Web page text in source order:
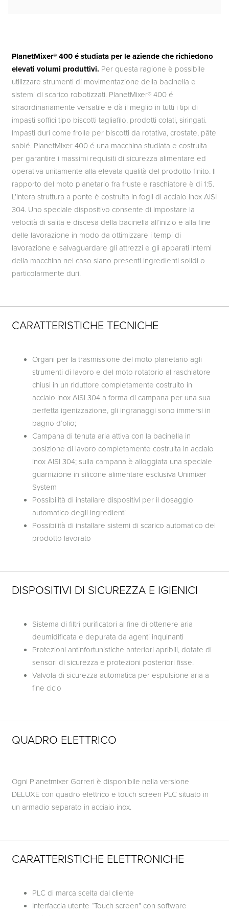
PlanetMixer® 400 é studiata per le aziende che richiedono
elevati volumi produttivi. Per questa ragione è possibile
utilizzare strumenti di movimentazione della bacinella e
sistemi di scarico robotizzati. PlanetMixer® 400 é
straordinariamente versatile e dà il meglio in tutti i tipi di
impasti soffici tipo biscotti tagliafilo, prodotti colati, siringati.
Impasti duri come frolle per biscotti da rotativa, crostate, pâte
sablé. PlanetMixer 400 é una macchina studiata e costruita
per garantire i massimi requisiti di sicurezza alimentare ed
operativa unitamente alla elevata qualità del prodotto finito. Il
rapporto del moto planetario fra fruste e raschiatore è di 1:5.
L’intera struttura a ponte è costruita in fogli di acciaio inox AISI
304. Uno speciale dispositivo consente di impostare la
velocità di salita e discesa della bacinella all’inizio e alla fine
delle lavorazione in modo da ottimizzare i tempi di
lavorazione e salvaguardare gli attrezzi e gli apparati interni
della macchina nel caso siano presenti ingredienti solidi o
particolarmente duri.
CARATTERISTICHE TECNICHE
Organi per la trasmissione del moto planetario agli
strumenti di lavoro e del moto rotatorio al raschiatore
chiusi in un riduttore completamente costruito in
acciaio inox AISI 304 a forma di campana per una sua
perfetta igenizzazione, gli ingranaggi sono immersi in
bagno d’olio;
Campana di tenuta aria attiva con la bacinella in
posizione di lavoro completamente costruita in acciaio
inox AISI 304; sulla campana è alloggiata una speciale
guarnizione in silicone alimentare esclusiva Unimixer
System
Possibilità di installare dispositivi per il dosaggio
automatico degli ingredienti
Possibilità di installare sistemi di scarico automatico del
prodotto lavorato
DISPOSITIVI DI SICUREZZA E IGIENICI
Sistema di filtri purificatori al fine di ottenere aria
deumidificata e depurata da agenti inquinanti
Protezioni antinfortunistiche anteriori apribili, dotate di
sensori di sicurezza e protezioni posteriori fisse.
Valvola di sicurezza automatica per espulsione aria a
fine ciclo
QUADRO ELETTRICO
Ogni Planetmixer Gorreri è disponibile nella versione
DELUXE con quadro elettrico e touch screen PLC situato in
un armadio separato in acciaio inox.
CARATTERISTICHE ELETTRONICHE
PLC di marca scelta dal cliente
Interfaccia utente “Touch screen” con software